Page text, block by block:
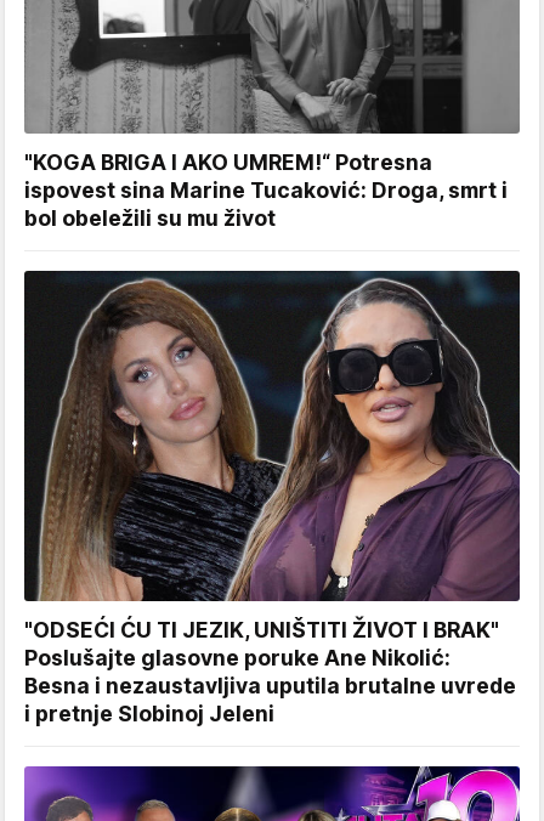
"KOGA BRIGA I AKO UMREM!“ Potresna
ispovest sina Marine Tucaković: Droga, smrt i
bol obeležili su mu život
"ODSEĆI ĆU TI JEZIK, UNIŠTITI ŽIVOT I BRAK"
Poslušajte glasovne poruke Ane Nikolić:
Besna i nezaustavljiva uputila brutalne uvrede
i pretnje Slobinoj Jeleni